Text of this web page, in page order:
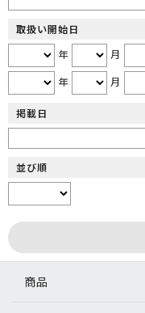
取扱い開始日
年
月
年
月
掲載日
並び順
商品